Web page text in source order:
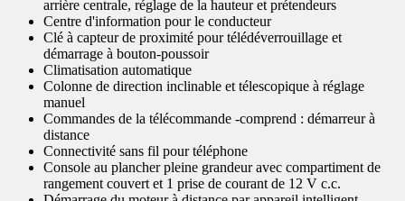
arrière centrale, réglage de la hauteur et prétendeurs
Centre d'information pour le conducteur
Clé à capteur de proximité pour télédéverrouillage et
démarrage à bouton-poussoir
Climatisation automatique
Colonne de direction inclinable et télescopique à réglage
manuel
Commandes de la télécommande -comprend : démarreur à
distance
Connectivité sans fil pour téléphone
Console au plancher pleine grandeur avec compartiment de
rangement couvert et 1 prise de courant de 12 V c.c.